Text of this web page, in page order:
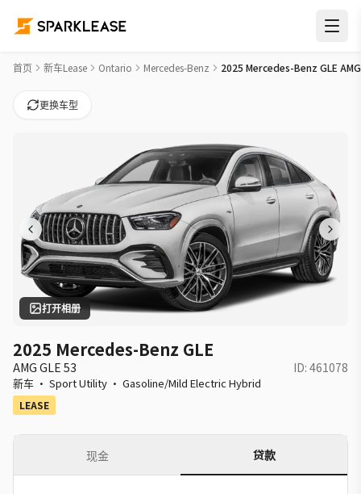
2025 Mercedes-Benz GLE AMG GLE 53 Car Lease Deals in 万
首页 新车Lease Ontario Mercedes-Benz 2025 Mercedes-Benz GLE
更换车型
打开相册
2025 Mercedes-Benz GLE
AMG GLE 53 ID: 461078
新车 · Sport Utility · Gasoline/Mild Electric Hybrid
LEASE
现金 贷款